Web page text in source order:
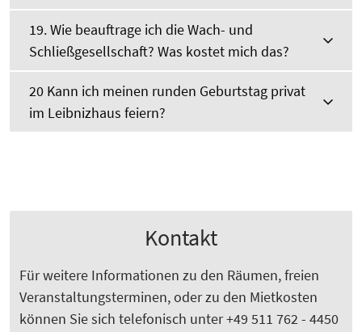
19. Wie beauftrage ich die Wach- und
Schließgesellschaft? Was kostet mich das?
20 Kann ich meinen runden Geburtstag privat
im Leibnizhaus feiern?
Kontakt
Für weitere Informationen zu den Räumen, freien
Veranstaltungsterminen, oder zu den Mietkosten
können Sie sich telefonisch unter +49 511 762 - 4450